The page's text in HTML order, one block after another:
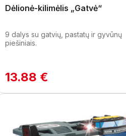
Dėlionė-kilimėlis „Gatvė“
9 dalys su gatvių, pastatų ir gyvūnų
piešiniais.
13.88 €